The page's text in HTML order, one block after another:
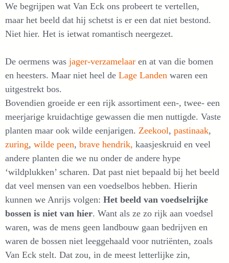
We begrijpen wat Van Eck ons probeert te vertellen,
maar het beeld dat hij schetst is er een dat niet bestond.
Niet hier. Het is ietwat romantisch neergezet.
De oermens was jager-verzamelaar en at van die bomen
en heesters. Maar niet heel de Lage Landen waren een
uitgestrekt bos.
Bovendien groeide er een rijk assortiment een-, twee- een
meerjarige kruidachtige gewassen die men nuttigde. Vaste
planten maar ook wilde eenjarigen. Zeekool, pastinaak,
zuring, wilde peen, brave hendrik, kaasjeskruid en veel
andere planten die we nu onder de andere hype
‘wildplukken’ scharen. Dat past niet bepaald bij het beeld
dat veel mensen van een voedselbos hebben. Hierin
kunnen we Anrijs volgen: Het beeld van voedselrijke
bossen is niet van hier. Want als ze zo rijk aan voedsel
waren, was de mens geen landbouw gaan bedrijven en
waren de bossen niet leeggehaald voor nutriënten, zoals
Van Eck stelt. Dat zou, in de meest letterlijke zin,